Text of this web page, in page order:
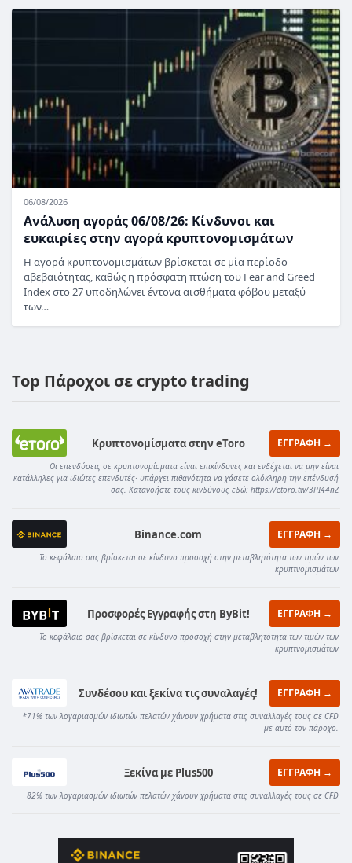
06/08/2026
Ανάλυση αγοράς 06/08/26: Κίνδυνοι και
ευκαιρίες στην αγορά κρυπτονομισμάτων
Η αγορά κρυπτονομισμάτων βρίσκεται σε μία περίοδο
αβεβαιότητας, καθώς η πρόσφατη πτώση του Fear and Greed
Index στο 27 υποδηλώνει έντονα αισθήματα φόβου μεταξύ
των…
Top Πάροχοι σε crypto trading
Κρυπτονομίσματα στην eToro ΕΓΓΡΑΦΗ →
Οι επενδύσεις σε κρυπτονομίσματα είναι επικίνδυνες και ενδέχεται να μην είναι
κατάλληλες για ιδιώτες επενδυτές· υπάρχει πιθανότητα να χάσετε ολόκληρη την επένδυσή
σας. Κατανοήστε τους κινδύνους εδώ: https://etoro.tw/3PI44nZ
Binance.com ΕΓΓΡΑΦΗ →
Το κεφάλαιο σας βρίσκεται σε κίνδυνο προσοχή στην μεταβλητότητα των τιμών των
κρυπτνομισμάτων
Προσφορές Εγγραφής στη ByBit! ΕΓΓΡΑΦΗ →
Το κεφάλαιο σας βρίσκεται σε κίνδυνο προσοχή στην μεταβλητότητα των τιμών των
κρυπτνομισμάτων
Συνδέσου και ξεκίνα τις συναλαγές! ΕΓΓΡΑΦΗ →
*71% των λογαριασμών ιδιωτών πελατών χάνουν χρήματα στις συναλλαγές τους σε CFD
με αυτό τον πάροχο.
Ξεκίνα με Plus500 ΕΓΓΡΑΦΗ →
82% των λογαριασμών ιδιωτών πελατών χάνουν χρήματα στις συναλλαγές τους σε CFD